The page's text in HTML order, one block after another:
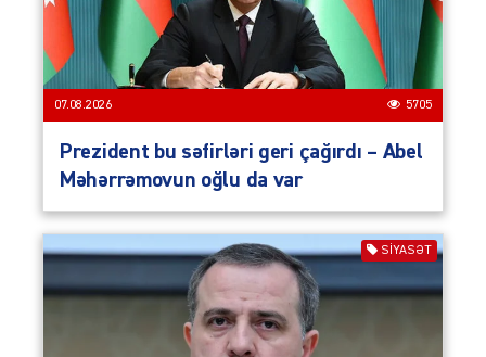
07.08.2026 5705
Prezident bu səfirləri geri çağırdı – Abel
Məhərrəmovun oğlu da var
SIYASƏT